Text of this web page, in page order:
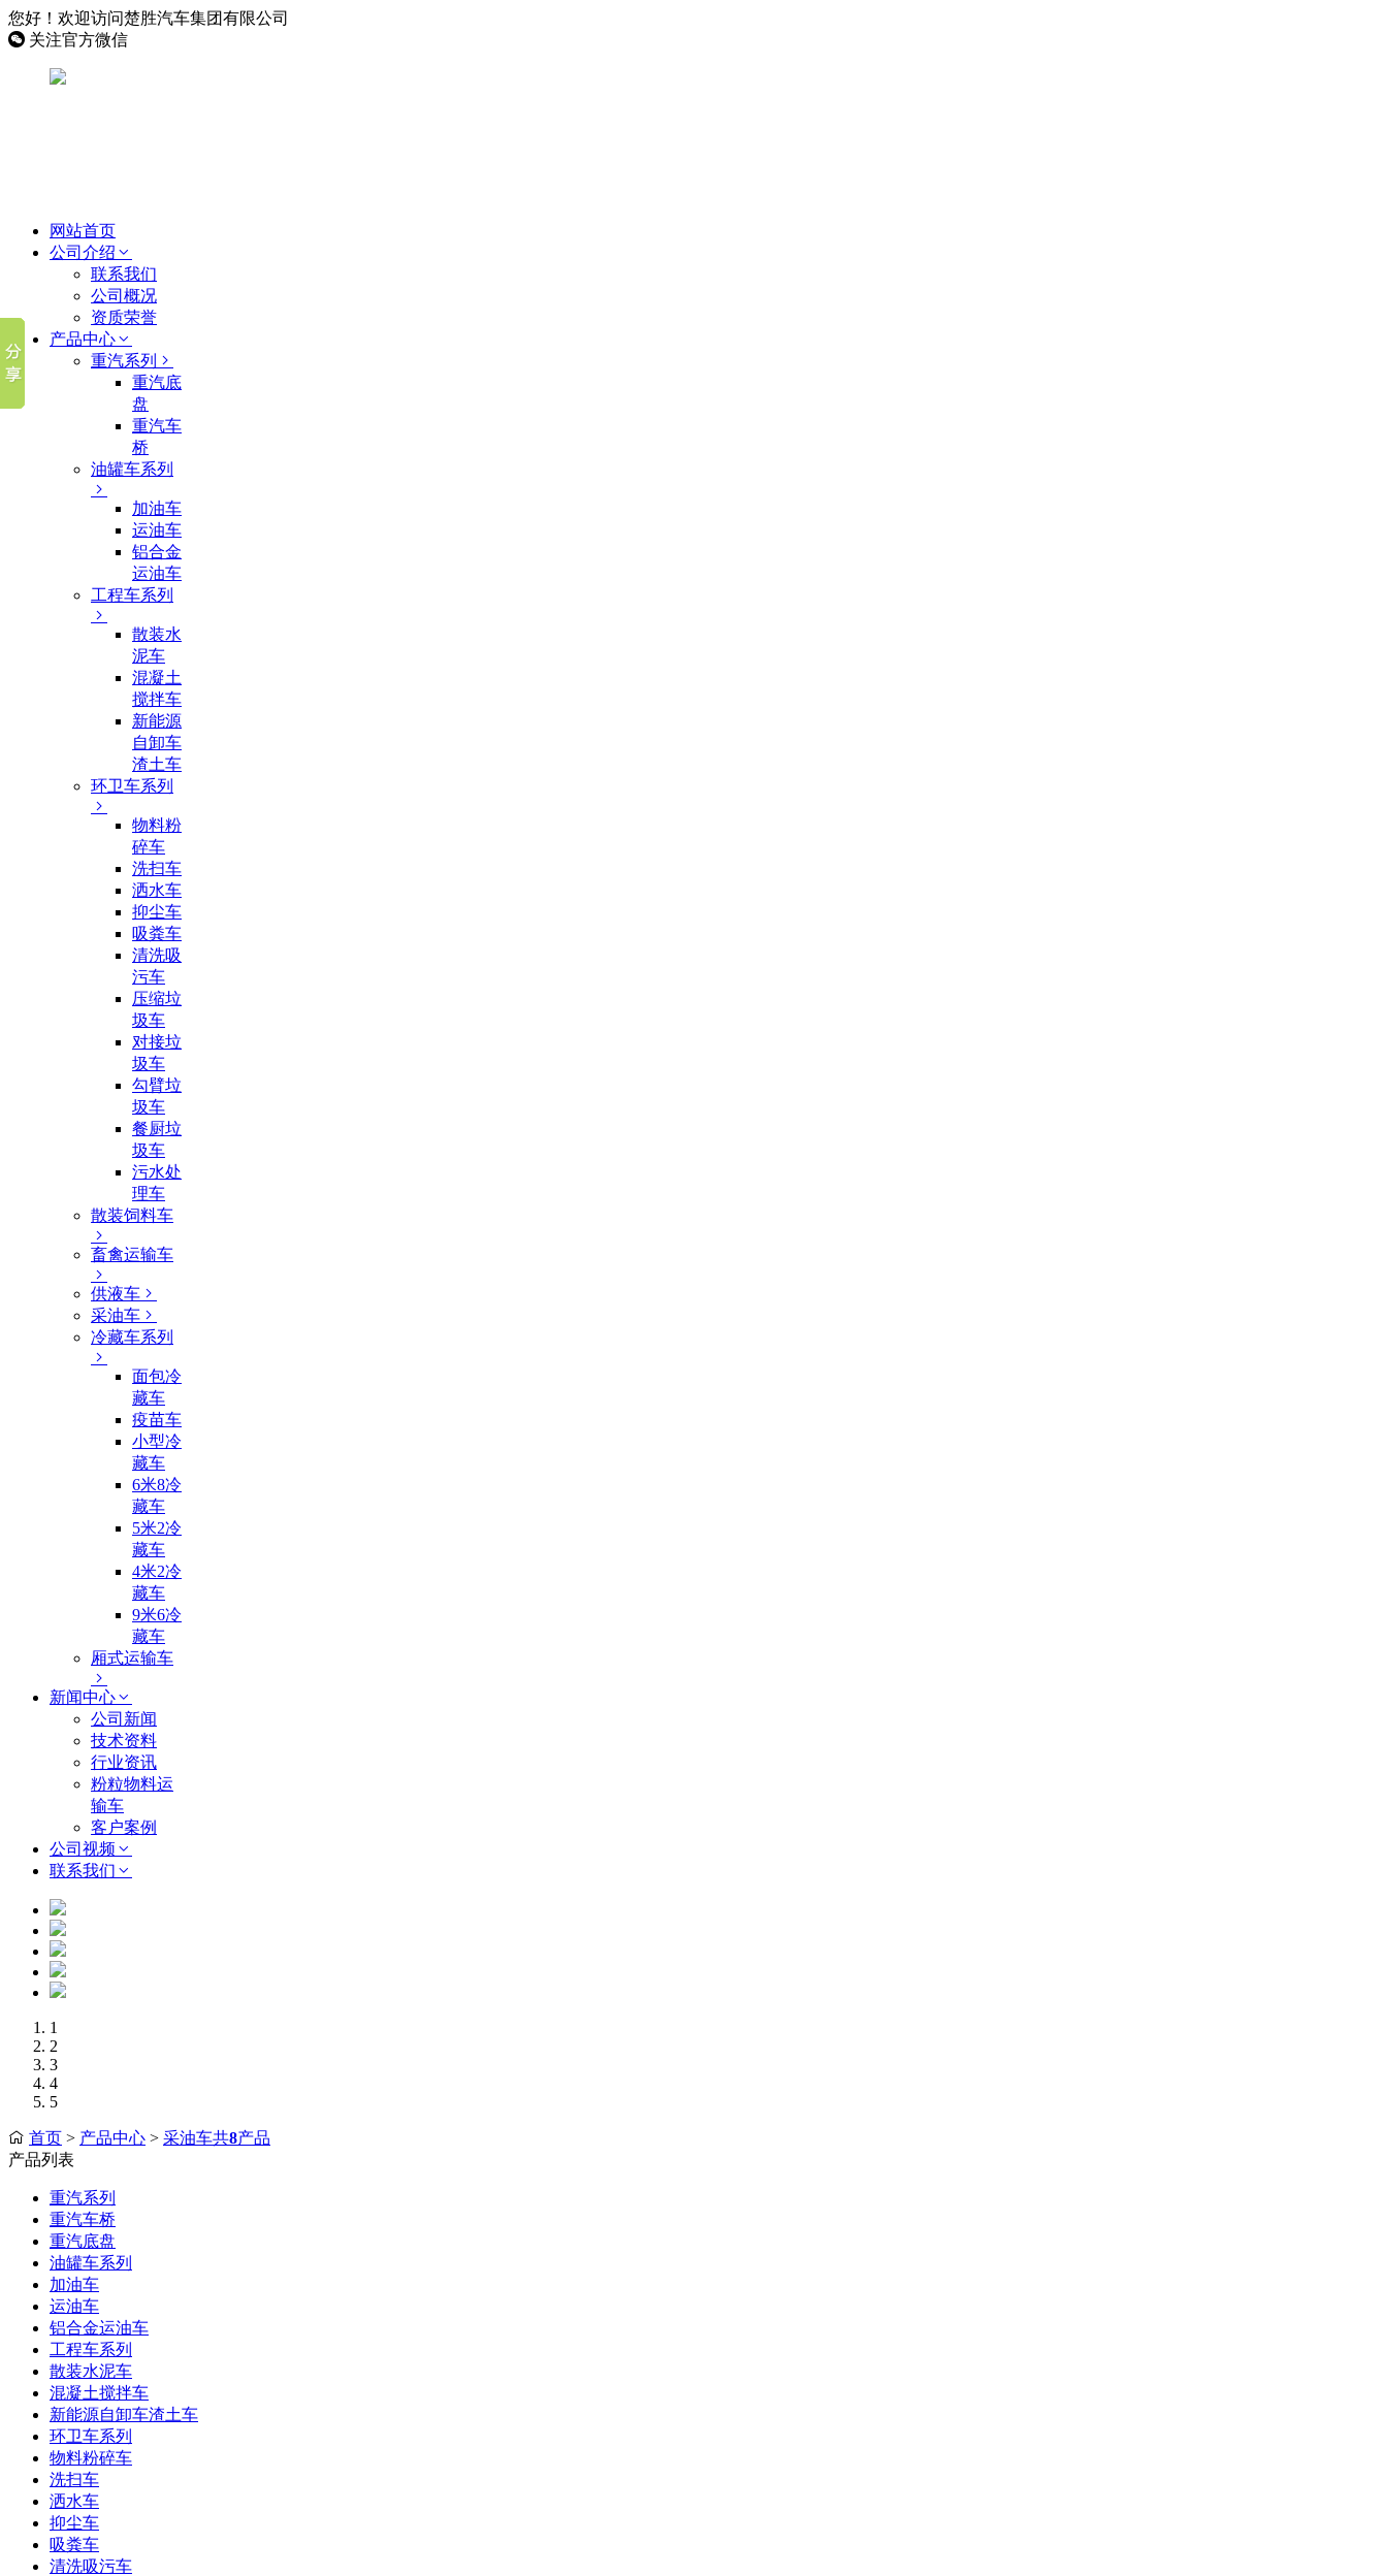
您好！欢迎访问楚胜汽车集团有限公司
关注官方微信
网站首页
公司介绍
联系我们
公司概况
资质荣誉
产品中心
重汽系列
重汽底
盘
重汽车
桥
油罐车系列
加油车
运油车
铝合金
运油车
工程车系列
散装水
泥车
混凝土
搅拌车
新能源
自卸车
渣土车
环卫车系列
物料粉
碎车
洗扫车
洒水车
抑尘车
吸粪车
清洗吸
污车
压缩垃
圾车
对接垃
圾车
勾臂垃
圾车
餐厨垃
圾车
污水处
理车
散装饲料车
畜禽运输车
供液车
采油车
冷藏车系列
面包冷
藏车
疫苗车
小型冷
藏车
6米8冷
藏车
5米2冷
藏车
4米2冷
藏车
9米6冷
藏车
厢式运输车
新闻中心
公司新闻
技术资料
行业资讯
粉粒物料运
输车
客户案例
公司视频
联系我们
1
2
3
4
5
首页 > 产品中心 > 采油车共8产品
产品列表
重汽系列
重汽车桥
重汽底盘
油罐车系列
加油车
运油车
铝合金运油车
工程车系列
散装水泥车
混凝土搅拌车
新能源自卸车渣土车
环卫车系列
物料粉碎车
洗扫车
洒水车
抑尘车
吸粪车
清洗吸污车